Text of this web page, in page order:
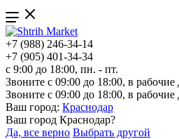
+7 (988) 246-34-14
+7 (905) 401-34-34
с 9:00 до 18:00, пн. - пт.
Звоните с 09:00 до 18:00, в
Звоните с 09:00 до 18:00, в
Ваш город: Краснодар
Ваш город Краснодар?
Да, все верно Выбрать другой